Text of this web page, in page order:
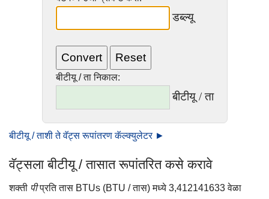
डब्ल्यू
बीटीयू / ता निकाल:
बीटीयू / ता
बीटीयू / ताशी ते वॅट्स रूपांतरण कॅल्क्युलेटर ►
वॅट्सला बीटीयू / तासात रूपांतरित कसे करावे
शक्ती पीप्रति तास BTUs (BTU / तास) मध्ये 3,412141633 वेळा